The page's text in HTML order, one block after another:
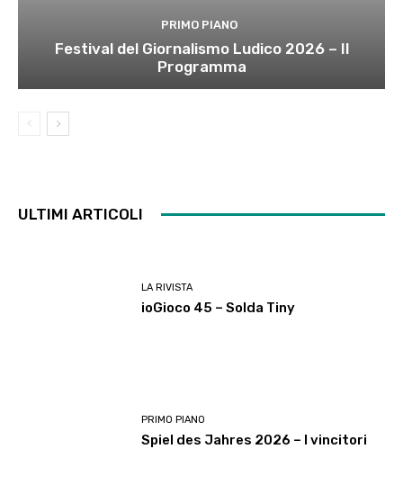
PRIMO PIANO
Festival del Giornalismo Ludico 2026 – Il
Programma
ULTIMI ARTICOLI
LA RIVISTA
ioGioco 45 – Solda Tiny
PRIMO PIANO
Spiel des Jahres 2026 – I vincitori